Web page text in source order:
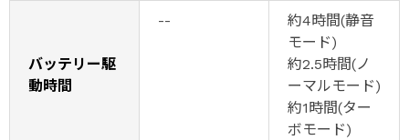
バッテリー駆
動時間
--
約4時間(静音
モード)
約2.5時間(ノ
ーマルモード)
約1時間(ター
ボモード)